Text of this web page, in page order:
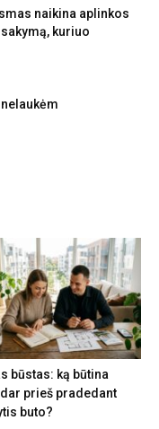
naikina aplinkos
kuriuo
būstas: ką būtina
prieš pradedant
buto?